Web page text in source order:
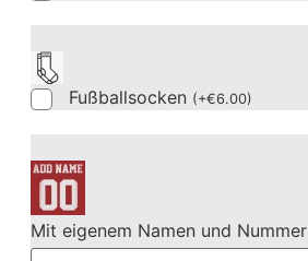
Fußballsocken (+€6.00)
Mit eigenem Namen und Nummer